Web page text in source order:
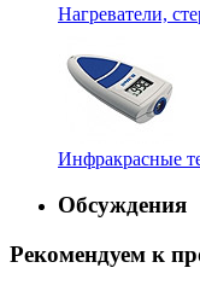
Нагреватели,
Инфракрасные
Обсуждения
Рекомендуем к